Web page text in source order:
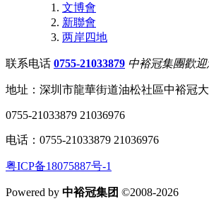
文博會
新聯會
两岸四地
联系电话 0755-21033879 中裕冠集團歡迎
地址：深圳市龍華街道油松社區中裕冠
0755-21033879 21036976
电话：0755-21033879 21036976
粤ICP备18075887号-1
Powered by 中裕冠集团 ©2008-2026